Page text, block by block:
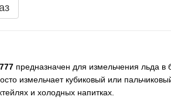
предназначен для измельчения льда в
измельчает кубиковый или
и холодных напитках.